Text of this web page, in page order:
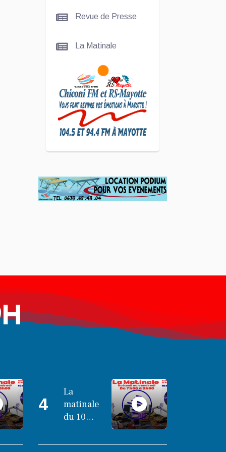
talentueuse
ÉCONOMIQUE
Kira Bacar
Adacolo pour
Le port de
Longoni
SPORTS
L'Association
LES
entretien
ÉCONOMIQUE
Le président de
l'association
partagé sa
Revue de Presse
La Matinale
4
La
matinale
du 10
2025